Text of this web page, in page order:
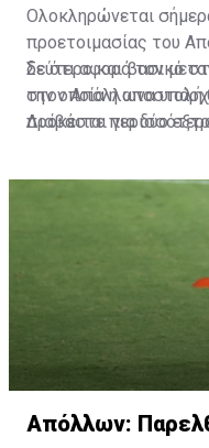
Ολοκληρώνεται
προετοιμασίας του
δεύτερο και βασικό
την οποία η αποστολή
Σε ότι αφορά τον
στον Απόλλωνα
πρόκειται για δύο
Διαβάστε
Απόλλων: